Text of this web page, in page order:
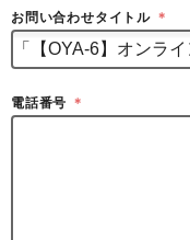
お問い合わせタイトル ＊
電話番号 ＊